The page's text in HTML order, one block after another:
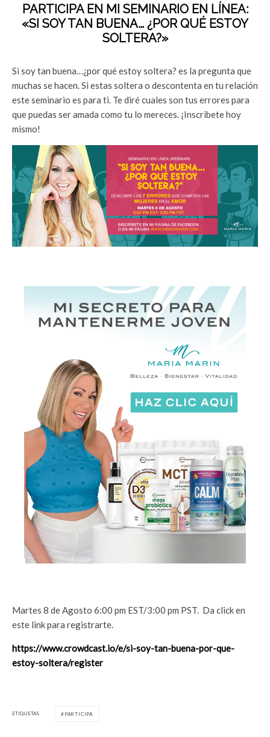
PARTICIPA EN MI SEMINARIO EN LÍNEA:
«SI SOY TAN BUENA… ¿POR QUÉ ESTOY
SOLTERA?»
Si soy tan buena…¿por qué estoy soltera? es la pregunta que
muchas se hacen. Si estas soltera o descontenta en tu relación
este seminario es para ti. Te diré cuales son tus errores para
que puedas ser amada como tu lo mereces. ¡Inscribete hoy
mismo!
Martes 8 de Agosto 6:00 pm EST/3:00 pm PST. Da click en
este link para registrarte.
https://www.crowdcast.io/e/si-soy-tan-buena-por-que-
estoy-soltera/register
ETIQUETAS PARTICIPA